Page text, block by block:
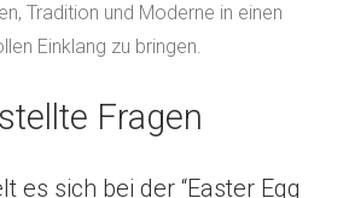
Tradition und Moderne in einen
Einklang zu bringen.
Fragen
es sich bei der “Easter Egg